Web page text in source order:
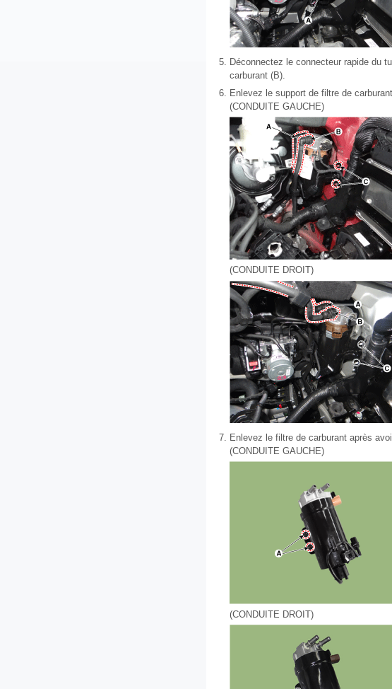
5. Déconnectez le connecteur rapide du
carburant (B).
6. Enlevez le support de filtre de
(CONDUITE GAUCHE)
(CONDUITE DROIT)
7. Enlevez le filtre de carburant après
(CONDUITE GAUCHE)
(CONDUITE DROIT)